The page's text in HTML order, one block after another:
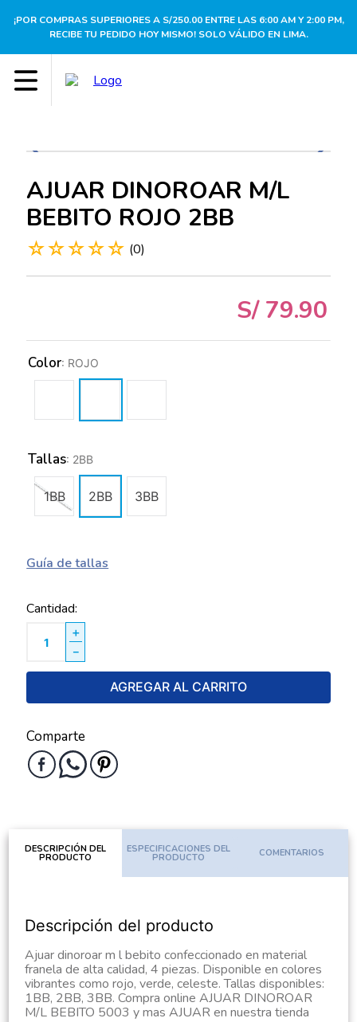
¡POR COMPRAS SUPERIORES A S/250.00 ENTRE LAS 6:00 AM Y 2:00 PM,
RECIBE TU PEDIDO HOY MISMO! SOLO VÁLIDO EN LIMA.
AJUAR DINOROAR M/L
BEBITO ROJO 2BB
☆☆☆☆☆ (0)
S/ 79.90
Tallas: 2BB
1BB 2BB 3BB
Color: ROJO
Guía de tallas
Cantidad
＋
－
AGREGAR AL CARRITO
Comparte
DESCRIPCIÓN DEL
PRODUCTO
ESPECIFICACIONES DEL
PRODUCTO COMENTARIOS
Descripción del producto
Ajuar dinoroar m l bebito confeccionado en material
franela de alta calidad, 4 piezas. Disponible en colores
vibrantes como rojo, verde, celeste. Tallas disponibles:
1BB, 2BB, 3BB. Compra online AJUAR DINOROAR
M/L BEBITO 5003 y mas AJUAR en nuestra tienda